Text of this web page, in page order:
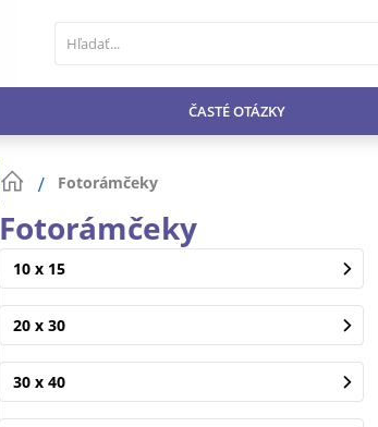
ČASTÉ OTÁZKY
Fotorámčeky
Fotorámčeky
10 x 15
20 x 30
30 x 40